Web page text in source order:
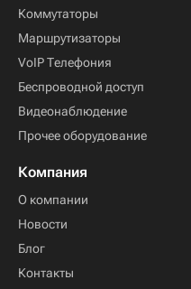
Коммутаторы
Маршрутизаторы
VoIP Телефония
Беспроводной доступ
Видеонаблюдение
Прочее оборудование
Компания
О компании
Новости
Блог
Контакты